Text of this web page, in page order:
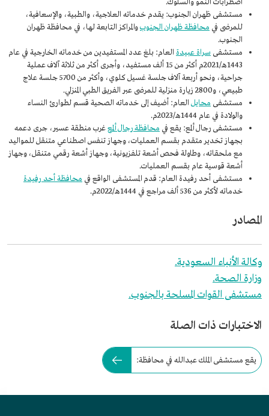
اضطرابات النمو والسلوك.
مستشفى ظهران الجنوب: يقدم خدماته العلاجية، والطبية، والإسعافية،
للمرضى في محافظة ظهران الجنوبوالمراكز التابعة لها، في محافظة ظهران
الجنوب.
مستشفى سراة عبيدة العام: بلغ عدد المستفيدين من خدماته الخارجية في عام
1443هـ/2021م أكثر من 15 ألف مستفيد، وأجرى أكثر من ثلاثة آلاف عملية
جراحية، ونحو أربعة آلاف جلسة غسيل كلوي، وأكثر من 5700 جلسة علاج
طبيعي، و2800 زيارة منزلية للمرضى عبر الفريق الطبي المنزلي.
مستشفى محايل العام: أضيف إلى خدماته الصحية قسم لطوارئ النساء
والولادة في عام 1444هـ/2023م.
مستشفى رجال ألمع: يقع في محافظة رجال ألمعغرب منطقة عسير، جرى دعمه
بجهاز تخدير متقدم بقسم العمليات، وجهاز تنفس اصطناعي متنقل للمواليد
مع ملحقاته، وطاولة فحص أشعة تلفزيونية، وجهاز أشعة رقمي متنقل، وجهاز
أشعة قوسية عام بقسم العمليات.
مستشفى أحد رفيدة العام: قدم المستشفى الواقع في محافظة أحد رفيدة
خدماته لأكثر من 536 ألف مراجع في 1444هـ/2022م.
المصادر
وكالة الأنباء السعودية.
وزارة الصحة.
مستشفى القوات المسلحة بالجنوب.
الاختبارات ذات الصلة
يقع مستشفى الملك عبدالله في محافظة: